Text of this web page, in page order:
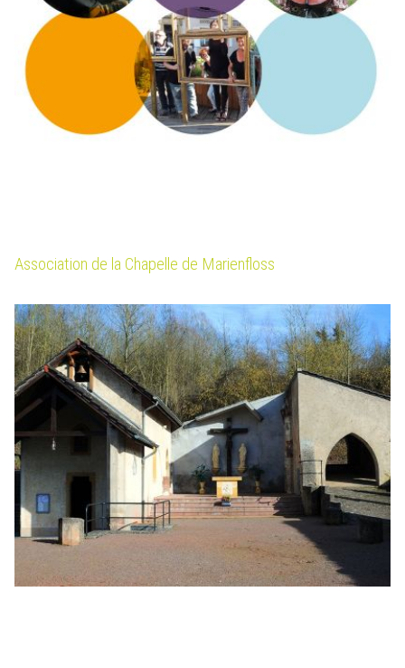
Association de la Chapelle de Marienfloss